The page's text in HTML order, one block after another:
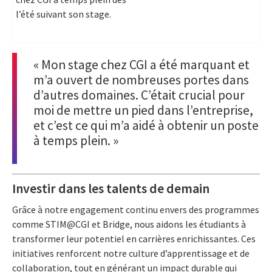
l’été suivant son stage.
« Mon stage chez CGI a été marquant et
m’a ouvert de nombreuses portes dans
d’autres domaines. C’était crucial pour
moi de mettre un pied dans l’entreprise,
et c’est ce qui m’a aidé à obtenir un poste
à temps plein. »
Investir dans les talents de demain
Grâce à notre engagement continu envers des programmes
comme STIM@CGI et Bridge, nous aidons les étudiants à
transformer leur potentiel en carrières enrichissantes. Ces
initiatives renforcent notre culture d’apprentissage et de
collaboration, tout en générant un impact durable qui